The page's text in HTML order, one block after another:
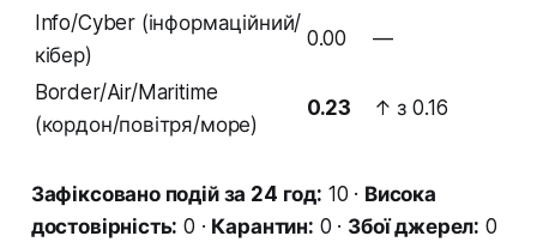
Info/Cyber (інформаційний/
кібер)
0.00 —
Border/Air/Maritime
(кордон/повітря/море)
0.23 ↑ з 0.16
Зафіксовано подій за 24 год: 10 · Висока
достовірність: 0 · Карантин: 0 · Збої джерел: 0